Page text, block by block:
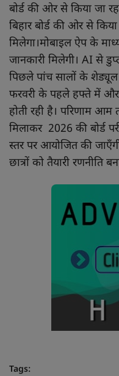
बोर्ड की ओर से किया जा
बिहार बोर्ड की ओर से
मिलेगा।मोबाइल ऐप के
जानकारी मिलेगी। AI से
पिछले पांच सालों के शेड्यूल
फरवरी के पहले हफ्ते में और
होती रही है। परिणाम आम
मिलाकर 2026 की बोर्ड
स्तर पर आयोजित की
छात्रों को तैयारी रणनीति
Tags: